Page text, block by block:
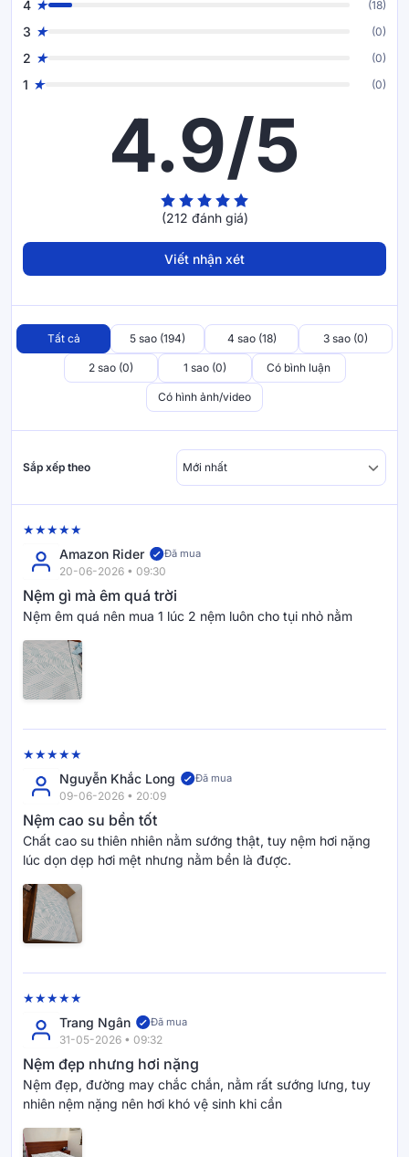
Khách hàng.
4 (18)
3 (0)
2 (0)
1 (0)
4.9/5
(212 đánh giá)
Viết nhận xét
Tất cả 5 sao (194) 4 sao (18) 3 sao (0)
2 sao (0) 1 sao (0) Có bình luận
Có hình ảnh/video
Sắp xếp theo
Amazon Rider Đã mua
20-06-2026 • 09:30
Nệm gì mà êm quá trời
Nệm êm quá nên mua 1 lúc 2 nệm luôn cho tụi nhỏ nằm
Nguyễn Khắc Long Đã mua
09-06-2026 • 20:09
Nệm cao su bền tốt
Chất cao su thiên nhiên nằm sướng thật, tuy nệm hơi nặng
lúc dọn dẹp hơi mệt nhưng nằm bền là được.
Trang Ngân Đã mua
31-05-2026 • 09:32
Nệm đẹp nhưng hơi nặng
Nệm đẹp, đường may chắc chắn, nằm rất sướng lưng, tuy
nhiên nệm nặng nên hơi khó vệ sinh khi cần